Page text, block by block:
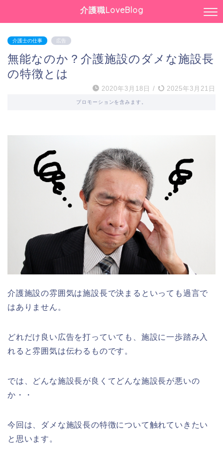
介護職LoveBlog
介護士の仕事 広告
無能なのか？介護施設のダメな施設長
の特徴とは
2020年3月18日 / 2025年3月21日
プロモーションを含みます。
介護施設の雰囲気は施設長で決まるといっても過言で
はありません。
どれだけ良い広告を打っていても、施設に一歩踏み入
れると雰囲気は伝わるものです。
では、どんな施設長が良くてどんな施設長が悪いの
か・・
今回は、ダメな施設長の特徴について触れていきたい
と思います。